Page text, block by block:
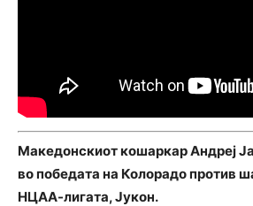
Македонскиот кошаркар Андреј
во победата на Колорадо против
НЦАА-лигата, Јукон.